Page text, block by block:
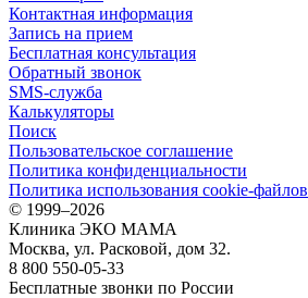
Контактная информация
Запись на прием
Бесплатная консультация
Обратный звонок
SMS-служба
Калькуляторы
Поиск
Пользовательское соглашение
Политика конфиденциальности
Политика использования cookie-файлов
© 1999–2026
Клиника ЭКО МАМА
Москва, ул. Расковой, дом 32.
8 800 550-05-33
Бесплатные звонки по России